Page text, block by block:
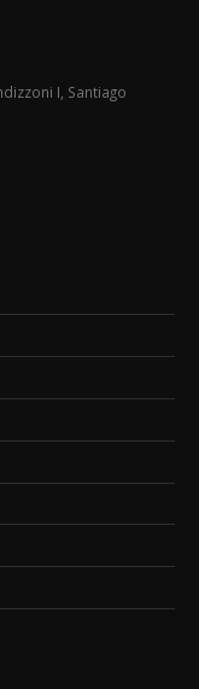
I, Santiago